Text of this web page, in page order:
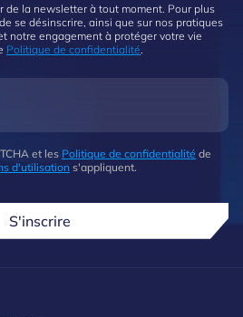
de la newsletter à tout moment. Pour plus
se désinscrire, ainsi que sur nos pratiques
notre engagement à protéger votre vie
Politique de confidentialité
et les Politique de confidentialité de
d'utilisation s'appliquent.
S'inscrire